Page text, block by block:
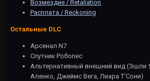
Возмездие / Retaliation
Расплата / Reckoning
Остальные DLC
Арсенал N7
Спутник Робопес
Альтернативный внешний вид (Эшли
Аленко, Джеймс Вега, Лиара Т'Сони)